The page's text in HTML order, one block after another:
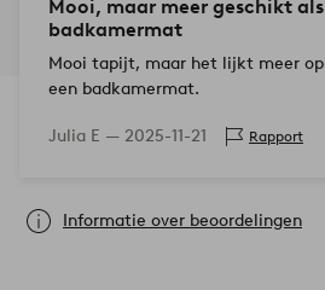
Mooi, maar meer geschikt als
badkamermat
Mooi tapijt, maar het lijkt meer op
een badkamermat.
Julia E — 2025-11-21 Rapport
Informatie over beoordelingen